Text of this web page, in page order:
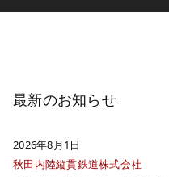
最新のお知らせ
2026年8月1日
秋田内陸縦貫鉄道株式会社